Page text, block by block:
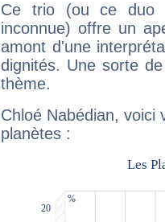
Ce trio (ou ce duo
inconnue) offre un
amont d'une
dignités. Une sorte
thème.
Chloé Nabédian, voici
planètes :